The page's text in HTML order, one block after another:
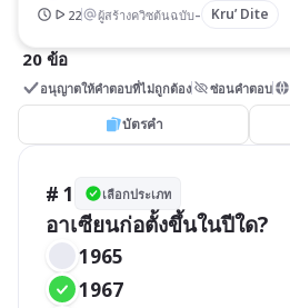
22 ผู้สร้างควิซต้นฉบับ- Kru’ Dite
20 ข้อ
อนุญาตให้คำตอบที่ไม่ถูกต้อง ซ่อนคำตอบ
บัตรคำ
# 1 เลือกประเภท
อาเซียนก่อตั้งขึ้นในปีใด?
1965
1967